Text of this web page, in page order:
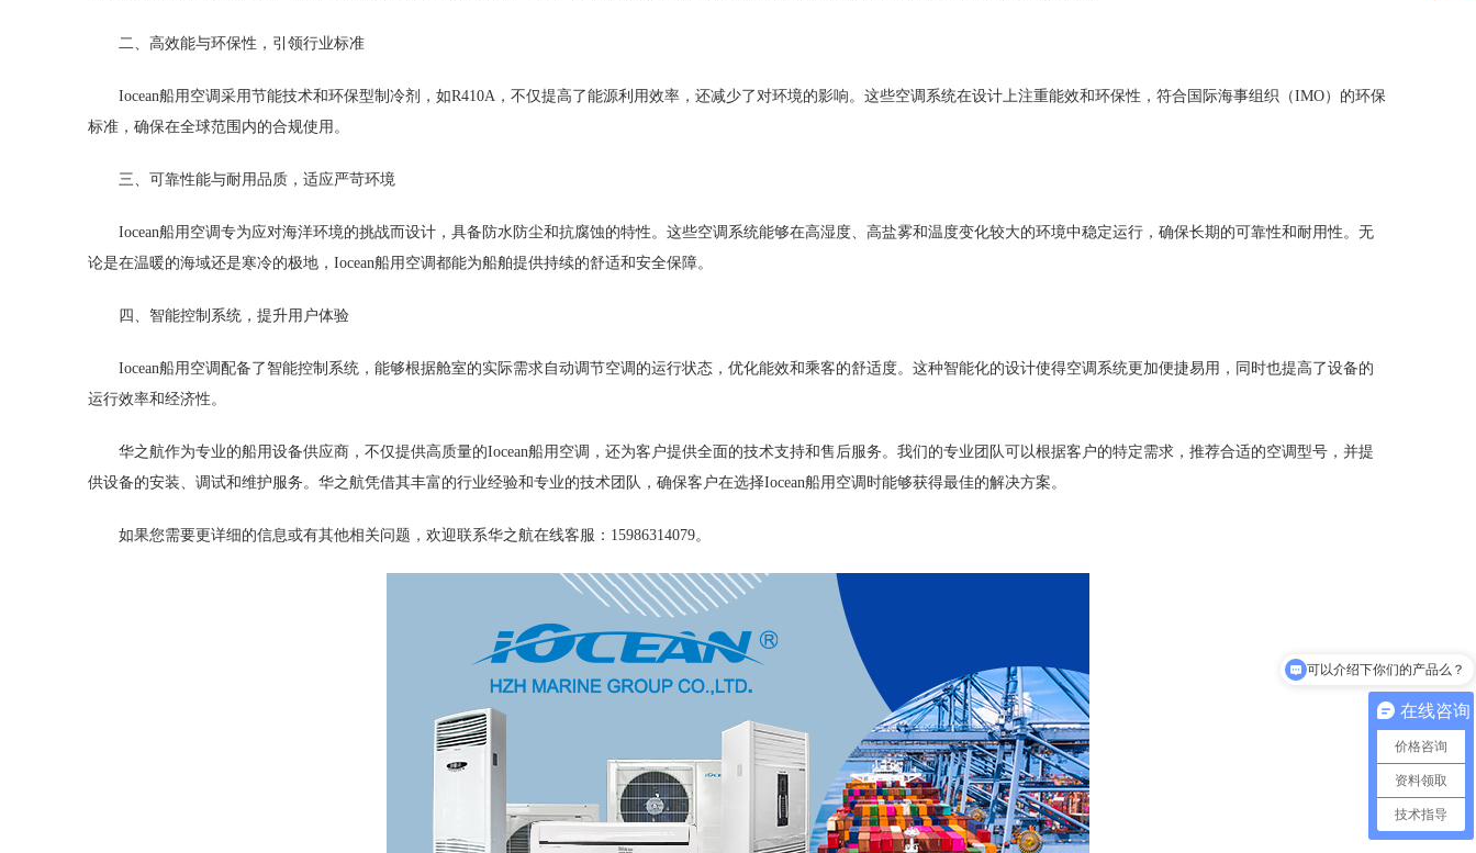
二、高效能与环保性，引领行业标准
Iocean船用空调采用节能技术和环保型制冷剂，如R410A，不仅提高了能源利用效率，还减少了对环境的影响。这些空调系统在设计上注重能效和环保性，符合国际海事组织（IMO）的环保
标准，确保在全球范围内的合规使用。
三、可靠性能与耐用品质，适应严苛环境
Iocean船用空调专为应对海洋环境的挑战而设计，具备防水防尘和抗腐蚀的特性。这些空调系统能够在高湿度、高盐雾和温度变化较大的环境中稳定运行，确保长期的可靠性和耐用性。无
论是在温暖的海域还是寒冷的极地，Iocean船用空调都能为船舶提供持续的舒适和安全保障。
四、智能控制系统，提升用户体验
Iocean船用空调配备了智能控制系统，能够根据舱室的实际需求自动调节空调的运行状态，优化能效和乘客的舒适度。这种智能化的设计使得空调系统更加便捷易用，同时也提高了设备的
运行效率和经济性。
华之航作为专业的船用设备供应商，不仅提供高质量的Iocean船用空调，还为客户提供全面的技术支持和售后服务。我们的专业团队可以根据客户的特定需求，推荐合适的空调型号，并提
供设备的安装、调试和维护服务。华之航凭借其丰富的行业经验和专业的技术团队，确保客户在选择Iocean船用空调时能够获得最佳的解决方案。
如果您需要更详细的信息或有其他相关问题，欢迎联系华之航在线客服：15986314079。
在线咨询
价格咨询
资料领取
技术指导
可以介绍下你们的产品么？